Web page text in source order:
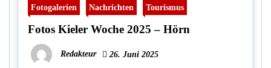
Fotogalerien Nachrichten Tourismus
Fotos Kieler Woche 2025 – Hörn
Redakteur 26. Juni 2025